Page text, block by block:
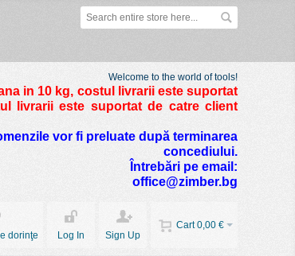
Welcome to the world of tools!
in 10 kg, costul livrarii este suportat
livrarii este suportat de catre client
vor fi preluate după terminarea
concediului.
Întrebări pe email:
office@zimber.bg
Cart 0,00 €
dorinţe Log In Sign Up